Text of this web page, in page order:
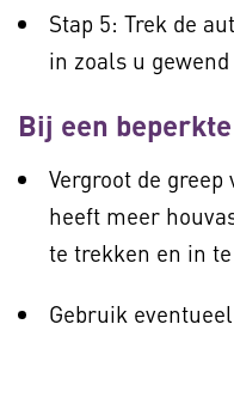
Stap 5: Trek de
in zoals u
Bij een
Vergroot de
heeft meer
te trekken en in
Gebruik